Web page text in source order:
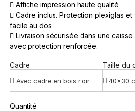
Affiche impression haute qualité
Cadre inclus. Protection plexiglas et
facile au dos
Livraison sécurisée dans une caisse
avec protection renforcée.
Cadre Taille du
Quantité